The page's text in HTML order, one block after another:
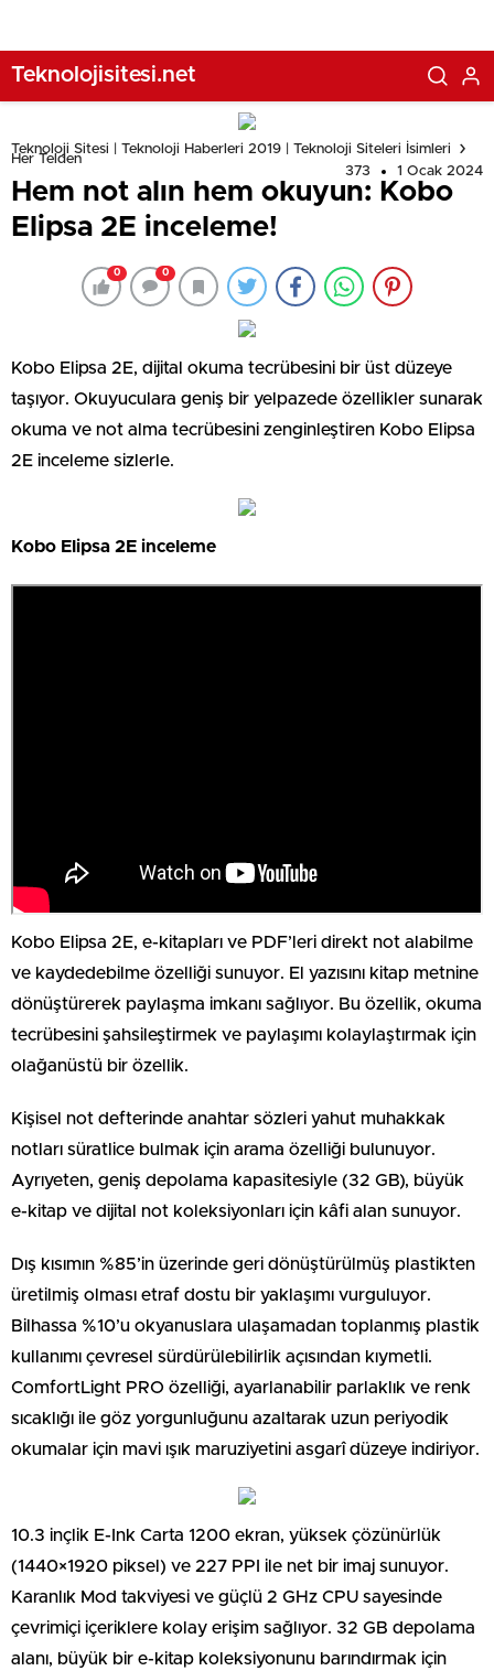
Teknolojisitesi.net
Teknoloji Sitesi | Teknoloji Haberleri 2019 | Teknoloji Siteleri İsimleri
Her Telden
373
1 Ocak 2024
Hem not alın hem okuyun: Kobo
Elipsa 2E inceleme!
0 0
Kobo Elipsa 2E, dijital okuma tecrübesini bir üst düzeye
taşıyor. Okuyuculara geniş bir yelpazede özellikler sunarak
okuma ve not alma tecrübesini zenginleştiren Kobo Elipsa
2E inceleme sizlerle.
Kobo Elipsa 2E inceleme
Kobo Elipsa 2E, e-kitapları ve PDF’leri direkt not alabilme
ve kaydedebilme özelliği sunuyor. El yazısını kitap metnine
dönüştürerek paylaşma imkanı sağlıyor. Bu özellik, okuma
tecrübesini şahsileştirmek ve paylaşımı kolaylaştırmak için
olağanüstü bir özellik.
Kişisel not defterinde anahtar sözleri yahut muhakkak
notları süratlice bulmak için arama özelliği bulunuyor.
Ayrıyeten, geniş depolama kapasitesiyle (32 GB), büyük
e-kitap ve dijital not koleksiyonları için kâfi alan sunuyor.
Dış kısımın %85’in üzerinde geri dönüştürülmüş plastikten
üretilmiş olması etraf dostu bir yaklaşımı vurguluyor.
Bilhassa %10’u okyanuslara ulaşamadan toplanmış plastik
kullanımı çevresel sürdürülebilirlik açısından kıymetli.
ComfortLight PRO özelliği, ayarlanabilir parlaklık ve renk
sıcaklığı ile göz yorgunluğunu azaltarak uzun periyodik
okumalar için mavi ışık maruziyetini asgarî düzeye indiriyor.
10.3 inçlik E-Ink Carta 1200 ekran, yüksek çözünürlük
(1440×1920 piksel) ve 227 PPI ile net bir imaj sunuyor.
Karanlık Mod takviyesi ve güçlü 2 GHz CPU sayesinde
çevrimiçi içeriklere kolay erişim sağlıyor. 32 GB depolama
alanı, büyük bir e-kitap koleksiyonunu barındırmak için